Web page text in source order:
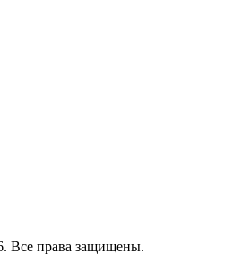
Все права защищены.